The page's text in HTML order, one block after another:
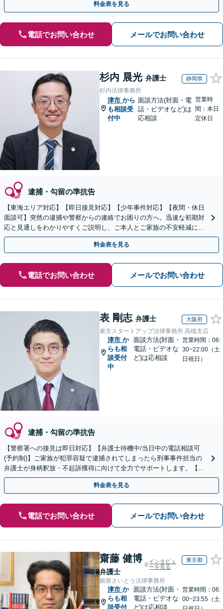
料金表を見る
電話でお問い合わせ メールでお問い合わせ
杉内 晨光 弁護士 静岡県
杉内法律事務所
津市 から
も相談受
付中
面談方法(対面・電
話・ビデオなど)は
応相談
営業時
間：本日
定休日
逮捕・勾留の準抗告
【東海エリア対応】【即日接見対応】【少年事件対応】【夜間・休日
面談可】突然の逮捕や警察からの連絡でお困りの方へ。迅速な初期対
応と見通しをわかりやすくご説明し、ご本人とご家族の不安軽減に努
めます。早めにご相談ください。
料金表を見る
電話でお問い合わせ メールでお問い合わせ
表 剛志 弁護士 大阪府
東京スタートアップ法律事務所 高槻支店
津市 か
らも相
談受付
中
面談方法(対面・
電話・ビデオな
ど)は応相談
営業時間：06:
30~22:00（土
日祝日）
逮捕・勾留の準抗告
【警察署への接見は即日対応】【弁護士待機中/当日中の電話相談可
(予約制)】ご家族が犯罪容疑で逮捕されてしまったら刑事事件担当の
弁護士が身柄釈放・不起訴獲得に向けて全力でサポートします。【毎
月100名以上の相談実績】【全国対応】
料金表を見る
電話でお問い合わせ メールでお問い合わせ
齋藤 健博
弁護士
インタビュ
ーを見る
東京都
銀座さいとう法律事務所
津市 か
らも相
談受付
面談方法(対面・
電話・ビデオな
ど)は応相談
営業時間：06:
00~23:55（土